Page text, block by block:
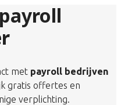
met payroll bedrijven
gratis offertes en
verplichting.